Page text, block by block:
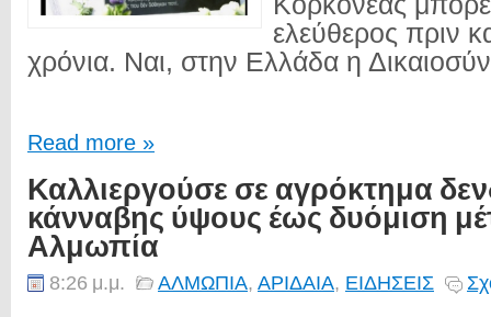
ελεύθερος πριν
χρόνια. Ναι, στην Ελλάδα η
Read more »
Καλλιεργούσε σε αγρόκτημα
κάνναβης ύψους έως δυόμιση
Αλμωπία
8:26 μ.μ. ΑΛΜΩΠΙΑ, ΑΡΙΔΑΙΑ, ΕΙΔΗΣΕΙΣ